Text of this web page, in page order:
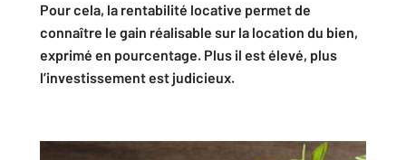
Pour cela, la rentabilité locative permet de
connaître le gain réalisable sur la location du bien,
exprimé en pourcentage. Plus il est élevé, plus
l’investissement est judicieux.